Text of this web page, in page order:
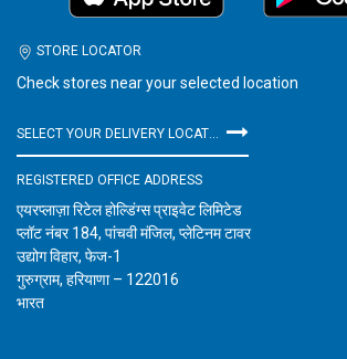
STORE LOCATOR
Check stores near your selected location
REGISTERED OFFICE ADDRESS
एयरप्लाज़ा रिटेल होल्डिंग्स प्राइवेट लिमिटेड
प्लॉट नंबर 184, पांचवी मंजिल, प्लेटिनम टावर
उद्योग विहार, फेज-1
गुरुग्राम, हरियाणा – 122016
भारत